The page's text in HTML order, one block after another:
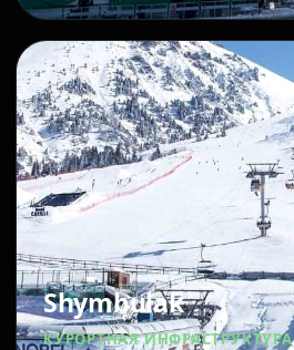
Shymbulak
КУРОРТНАЯ ИНФРАСТРУКТУРА